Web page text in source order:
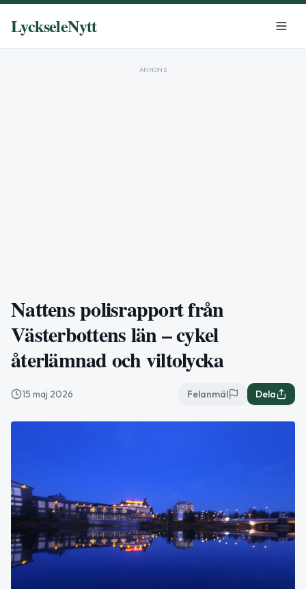
LyckseleNytt
ANNONS
Nattens polisrapport från
Västerbottens län – cykel
återlämnad och viltolycka
15 maj 2026 Felanmäl Dela